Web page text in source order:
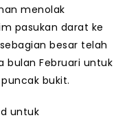
menolak
pasukan darat ke
besar telah
Februari untuk
bukit.
untuk